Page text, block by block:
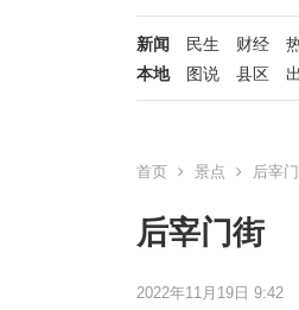
新闻 民生 财经
本地
图说 县区
首页 景点 后宰
后宰门街
2022年11月19日 9:42